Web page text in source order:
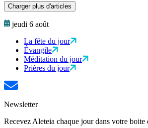
Charger plus d'articles
jeudi 6 août
La fête du jour
Évangile
Méditation du jour
Prières du jour
Newsletter
Recevez Aleteia chaque jour dans votre boite